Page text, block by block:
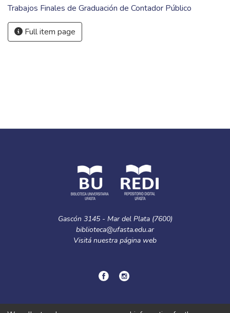
Trabajos Finales de Graduación de Contador Público
Full item page
Gascón 3145 - Mar del Plata (7600)
biblioteca@ufasta.edu.ar
Visitá nuestra página web
© Copyright Política de privacidad.